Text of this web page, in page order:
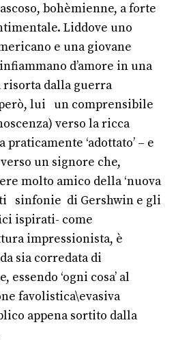
bohèmienne, a forte
Liddove uno
e una giovane
d’amore in una
risorta dalla guerra
lui un comprensibile
verso la ricca
‘adottato’ – e
un signore che,
molto amico della ‘nuova
sinfonie di Gershwin e gli
ispirati- come
impressionista, è
sia corredata di
‘ogni cosa’ al
favolistica\evasiva
appena sortito dalla